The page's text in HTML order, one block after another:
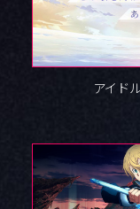
アイド